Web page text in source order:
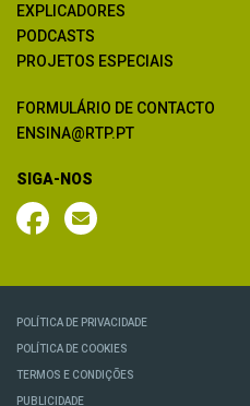
EXPLICADORES
PODCASTS
PROJETOS ESPECIAIS
FORMULÁRIO DE CONTACTO
ENSINA@RTP.PT
SIGA-NOS
POLÍTICA DE PRIVACIDADE
POLÍTICA DE COOKIES
TERMOS E CONDIÇÕES
PUBLICIDADE